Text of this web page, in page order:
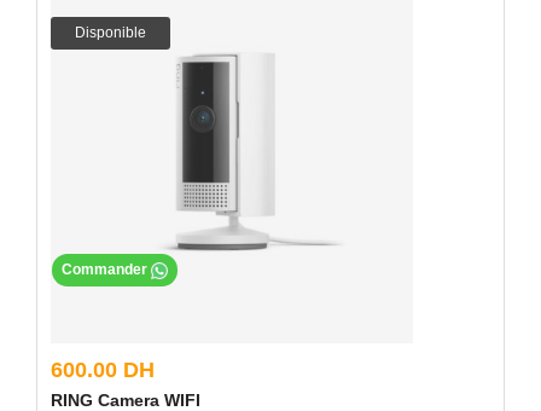
Disponible
600.00 DH
RING Camera WIFI
Commander